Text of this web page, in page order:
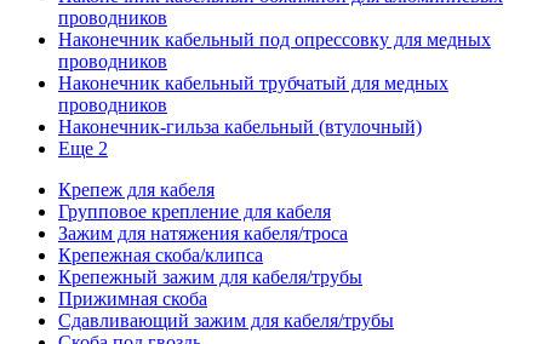
проводников
Наконечник кабельный под опрессовку для медных
проводников
Наконечник кабельный трубчатый для медных
проводников
Наконечник-гильза кабельный (втулочный)
Еще 2
Крепеж для кабеля
Групповое крепление для кабеля
Зажим для натяжения кабеля/троса
Крепежная скоба/клипса
Крепежный зажим для кабеля/трубы
Прижимная скоба
Сдавливающий зажим для кабеля/трубы